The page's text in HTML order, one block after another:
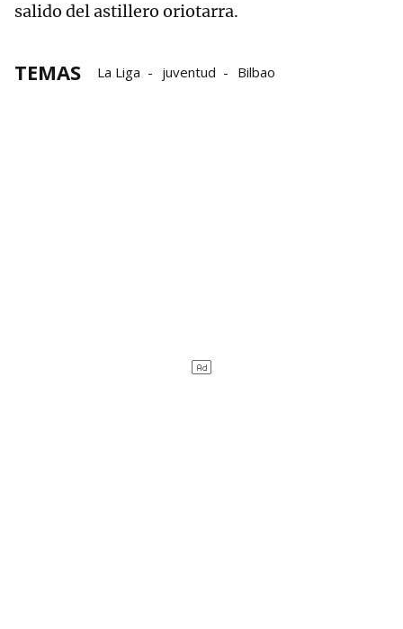
salido del astillero oriotarra.
TEMAS La Liga juventud Bilbao